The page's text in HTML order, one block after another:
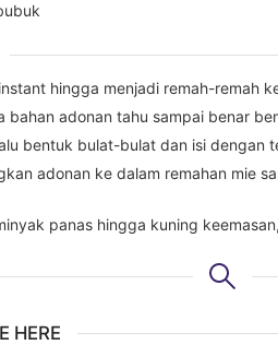
hingga menjadi remah-remah
bahan adonan tahu sampai benar
bentuk bulat-bulat dan isi dengan
adonan ke dalam remahan mie
panas hingga kuning
HERE